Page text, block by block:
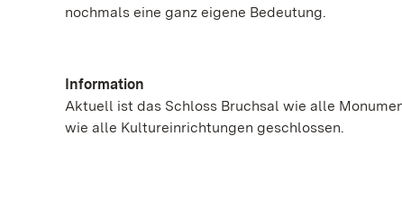
nochmals eine ganz eigene Bedeutung.
Information
Aktuell ist das Schloss Bruchsal wie alle
wie alle Kultureinrichtungen geschlossen.